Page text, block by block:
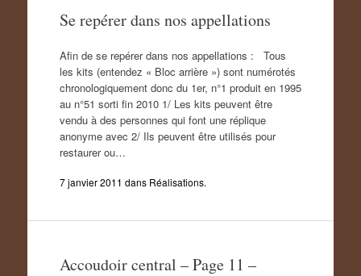
Se repérer dans nos appellations
Afin de se repérer dans nos appellations : Tous
les kits (entendez « Bloc arrière ») sont numérotés
chronologiquement donc du 1er, n°1 produit en 1995
au n°51 sorti fin 2010 1/ Les kits peuvent être
vendu à des personnes qui font une réplique
anonyme avec 2/ Ils peuvent être utilisés pour
restaurer ou…
7 janvier 2011 dans Réalisations.
Accoudoir central – Page 11 –